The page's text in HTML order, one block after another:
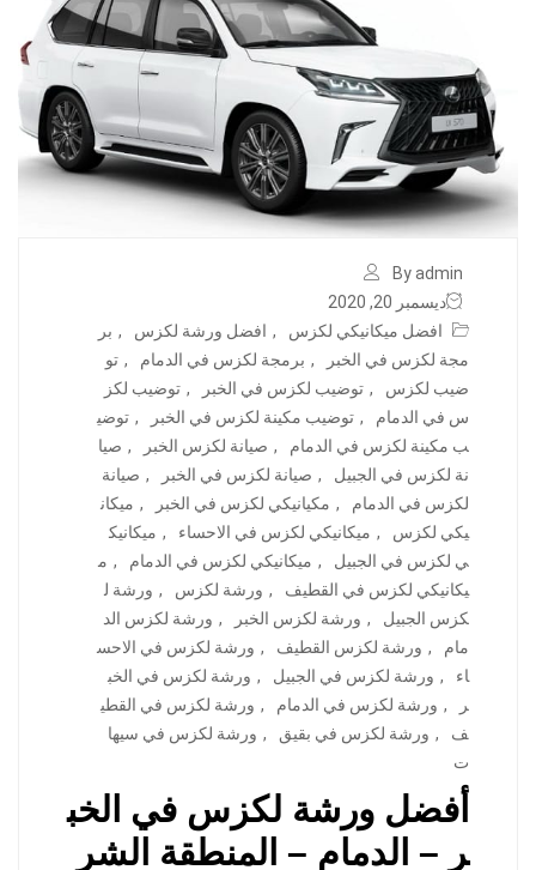
By admin
ديسمبر 20, 2020
افضل ميكانيكي لكزس
, افضل ورشة لكزس , بر
مجة لكزس في الخبر
, برمجة لكزس في الدمام , تو
ضيب لكزس
, توضيب لكزس في الخبر , توضيب لكز
س في الدمام
, توضيب مكينة لكزس في الخبر , توضي
ب مكينة لكزس في الدمام
, صيانة لكزس الخبر , صيا
نة لكزس في الجبيل
, صيانة لكزس في الخبر , صيانة
لكزس في الدمام
, مكيانيكي لكزس في الخبر , ميكان
يكي لكزس
, ميكانيكي لكزس في الاحساء , ميكانيك
ي لكزس في الجبيل
, ميكانيكي لكزس في الدمام , م
يكانيكي لكزس في القطيف
, ورشة لكزس , ورشة ل
كزس الجبيل
, ورشة لكزس الخبر , ورشة لكزس الد
مام
, ورشة لكزس القطيف , ورشة لكزس في الاحس
اء
, ورشة لكزس في الجبيل , ورشة لكزس في الخب
ر
, ورشة لكزس في الدمام , ورشة لكزس في القطي
ف
, ورشة لكزس في بقيق , ورشة لكزس في سيها
ت
أفضل ورشة لكزس في الخب
ر – الدمام – المنطقة الشر